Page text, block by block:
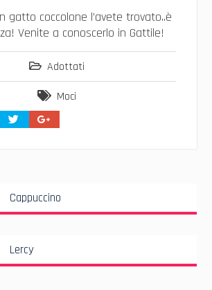
gatto coccolone l’avete trovato..è
Venite a conoscerlo in Gattile!
Adottati
Moci
Precedente:
Cappuccino
Successivo:
Lercy